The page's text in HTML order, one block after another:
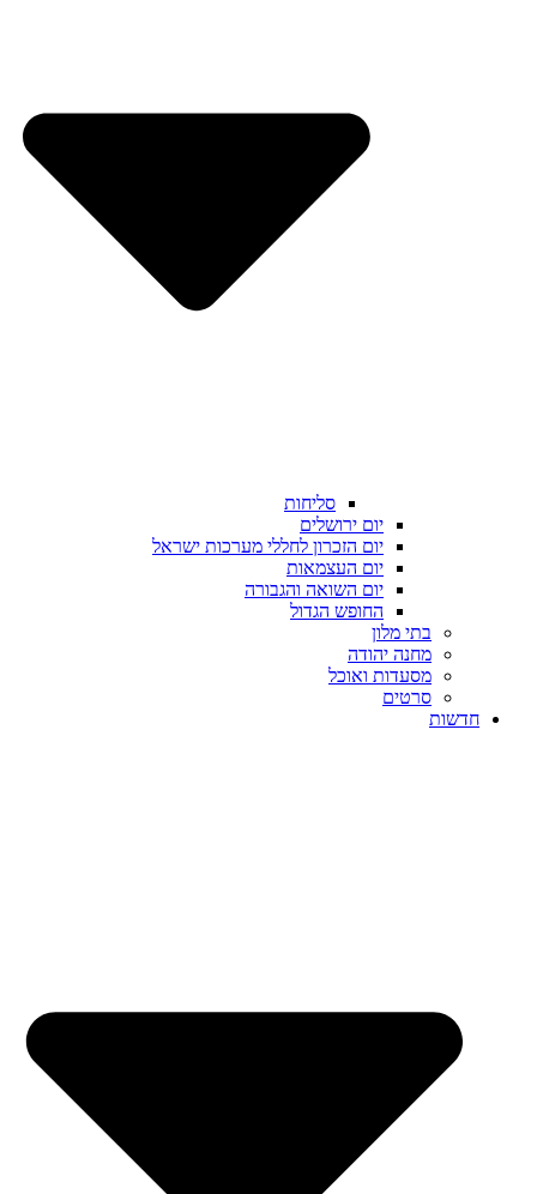
סליחות
יום ירושלים
יום הזכרון לחללי מערכות ישראל
יום העצמאות
יום השואה והגבורה
החופש הגדול
בתי מלון
מחנה יהודה
מסעדות ואוכל
סרטים
חדשות